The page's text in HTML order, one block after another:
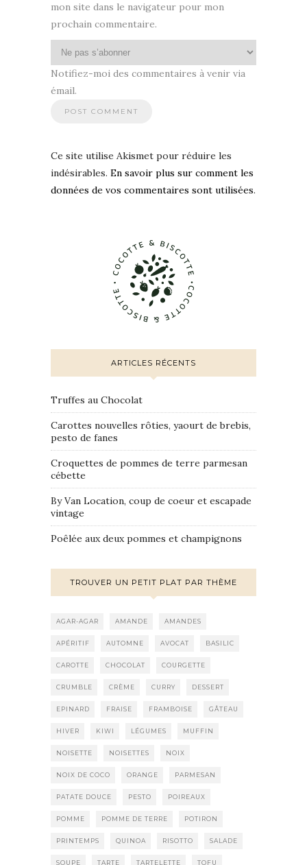
mon site dans le navigateur pour mon
prochain commentaire.
Notifiez-moi des commentaires à venir via
émail.
Ce site utilise Akismet pour réduire les
indésirables. En savoir plus sur comment les
données de vos commentaires sont utilisées.
ARTICLES RÉCENTS
Truffes au Chocolat
Carottes nouvelles rôties, yaourt de brebis,
pesto de fanes
Croquettes de pommes de terre parmesan
cébette
By Van Location, coup de coeur et escapade
vintage
Poêlée aux deux pommes et champignons
TROUVER UN PETIT PLAT PAR THÈME
AGAR-AGAR AMANDE AMANDES
APÉRITIF AUTOMNE AVOCAT BASILIC
CAROTTE CHOCOLAT COURGETTE
CRUMBLE CRÈME CURRY DESSERT
EPINARD FRAISE FRAMBOISE GÂTEAU
HIVER KIWI LÉGUMES MUFFIN
NOISETTE NOISETTES NOIX
NOIX DE COCO ORANGE PARMESAN
PATATE DOUCE PESTO POIREAUX
POMME POMME DE TERRE POTIRON
PRINTEMPS QUINOA RISOTTO SALADE
SOUPE TARTE TARTELETTE TOFU